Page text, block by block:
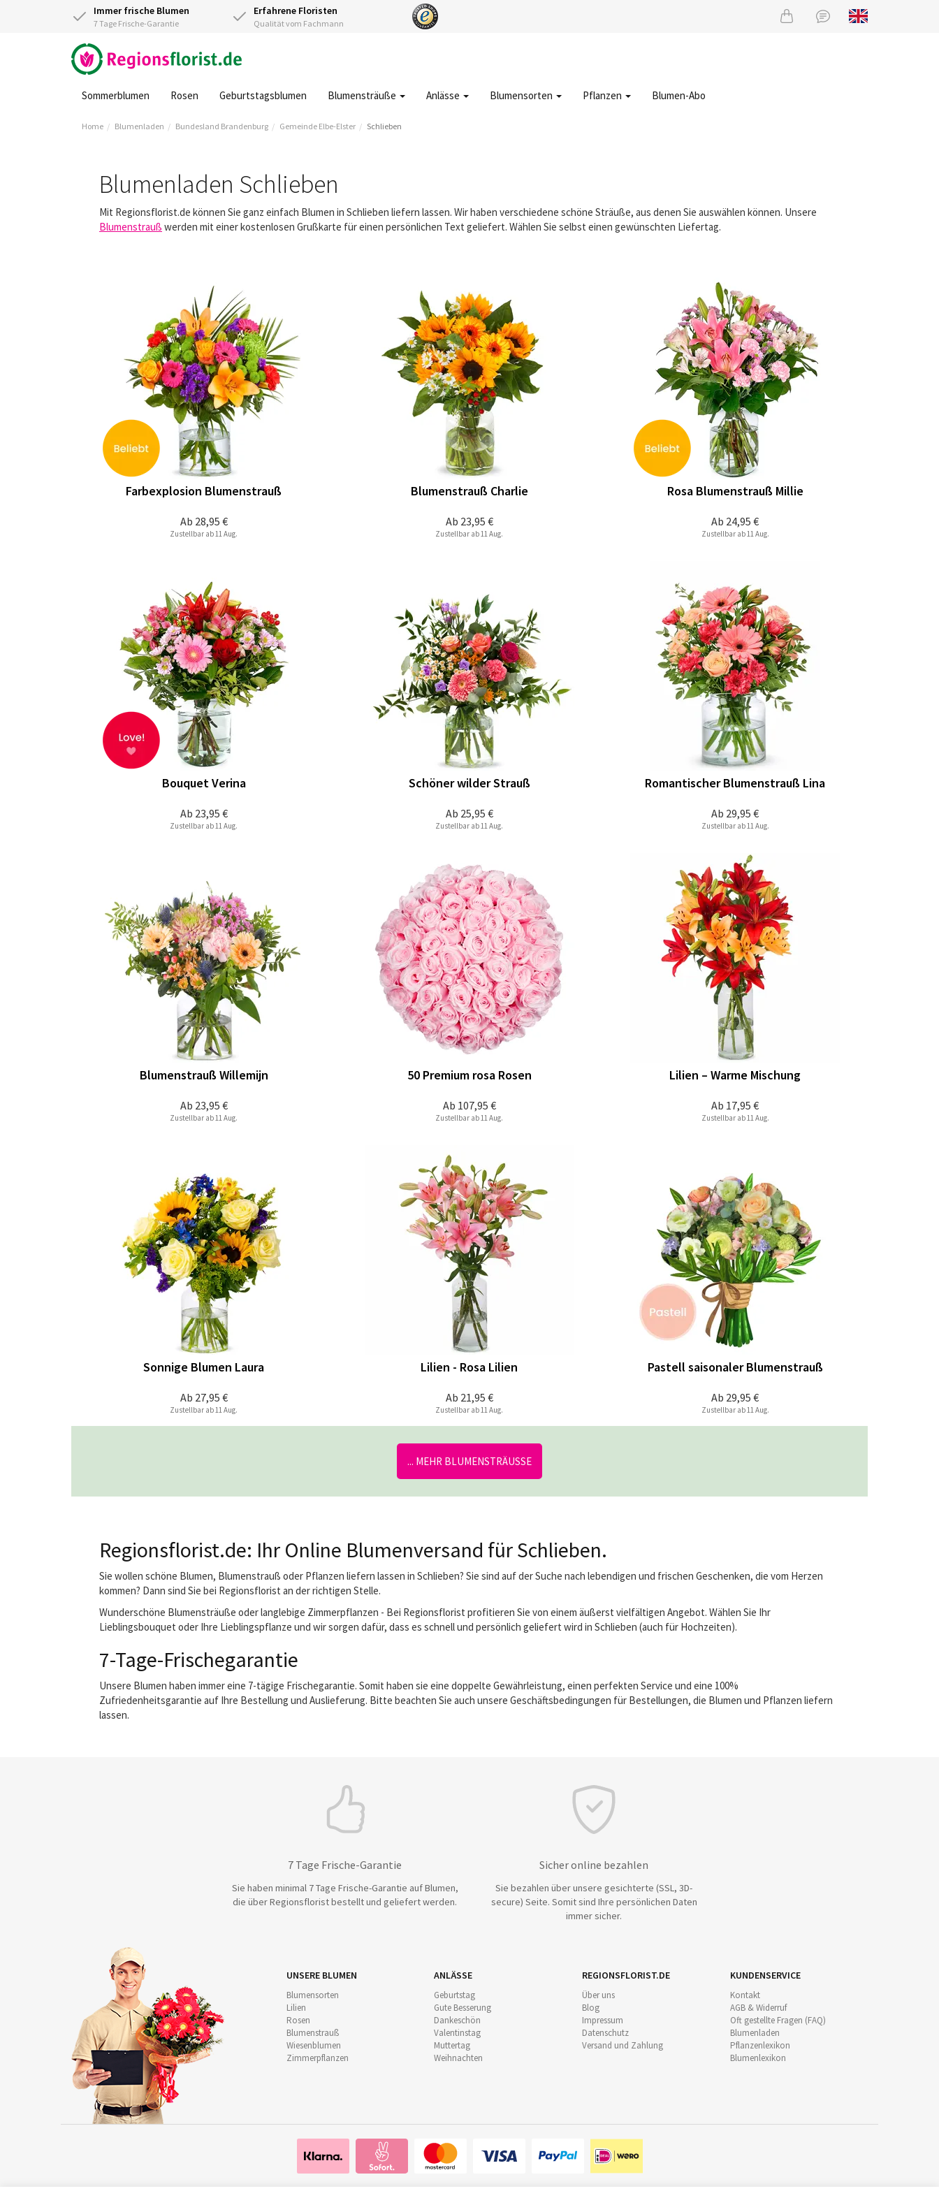
Immer frische Blumen
7 Tage Frische-Garantie
Erfahrene Floristen
Qualität vom Fachmann
Sommerblumen Rosen Geburtstagsblumen Blumensträuße Anlässe Blumensorten Pflanzen Blumen-Abo
Home Blumenladen Bundesland Brandenburg Gemeinde Elbe-Elster Schlieben
Blumenladen Schlieben
Mit Regionsflorist.de können Sie ganz einfach Blumen in Schlieben liefern lassen. Wir haben verschiedene schöne Sträuße, aus denen Sie auswählen können. Unsere
Blumenstrauß werden mit einer kostenlosen Grußkarte für einen persönlichen Text geliefert. Wählen Sie selbst einen gewünschten Liefertag.
Ab 28,95 €
Farbexplosion Blumenstrauß
Zustellbar ab 11 Aug.
Ab 23,95 €
Blumenstrauß Charlie
Zustellbar ab 11 Aug.
Ab 24,95 €
Rosa Blumenstrauß Millie
Zustellbar ab 11 Aug.
Ab 23,95 €
Bouquet Verina
Zustellbar ab 11 Aug.
Ab 25,95 €
Schöner wilder Strauß
Zustellbar ab 11 Aug.
Ab 29,95 €
Romantischer Blumenstrauß Lina
Zustellbar ab 11 Aug.
Ab 23,95 €
Blumenstrauß Willemijn
Zustellbar ab 11 Aug.
Ab 107,95 €
50 Premium rosa Rosen
Zustellbar ab 11 Aug.
Ab 17,95 €
Lilien – Warme Mischung
Zustellbar ab 11 Aug.
Ab 27,95 €
Sonnige Blumen Laura
Zustellbar ab 11 Aug.
Ab 21,95 €
Lilien - Rosa Lilien
Zustellbar ab 11 Aug.
Ab 29,95 €
Pastell saisonaler Blumenstrauß
Zustellbar ab 11 Aug.
... MEHR BLUMENSTRÄUSSE
Regionsflorist.de: Ihr Online Blumenversand für Schlieben.
Sie wollen schöne Blumen, Blumenstrauß oder Pflanzen liefern lassen in Schlieben? Sie sind auf der Suche nach lebendigen und frischen Geschenken, die vom Herzen
kommen? Dann sind Sie bei Regionsflorist an der richtigen Stelle.
Wunderschöne Blumensträuße oder langlebige Zimmerpflanzen - Bei Regionsflorist profitieren Sie von einem äußerst vielfältigen Angebot. Wählen Sie Ihr
Lieblingsbouquet oder Ihre Lieblingspflanze und wir sorgen dafür, dass es schnell und persönlich geliefert wird in Schlieben (auch für Hochzeiten).
7-Tage-Frischegarantie
Unsere Blumen haben immer eine 7-tägige Frischegarantie. Somit haben sie eine doppelte Gewährleistung, einen perfekten Service und eine 100%
Zufriedenheitsgarantie auf Ihre Bestellung und Auslieferung. Bitte beachten Sie auch unsere Geschäftsbedingungen für Bestellungen, die Blumen und Pflanzen liefern
lassen.
7 Tage Frische-Garantie
Sie haben minimal 7 Tage Frische-Garantie auf Blumen,
die über Regionsflorist bestellt und geliefert werden.
Sicher online bezahlen
Sie bezahlen über unsere gesichterte (SSL, 3D-
secure) Seite. Somit sind Ihre persönlichen Daten
immer sicher.
UNSERE BLUMEN
Blumensorten
Lilien
Rosen
Blumenstrauß
Wiesenblumen
Zimmerpflanzen
ANLÄSSE
Geburtstag
Gute Besserung
Dankeschön
Valentinstag
Muttertag
Weihnachten
REGIONSFLORIST.DE
Über uns
Blog
Impressum
Datenschutz
Versand und Zahlung
KUNDENSERVICE
Kontakt
AGB & Widerruf
Oft gestellte Fragen (FAQ)
Blumenladen
Pflanzenlexikon
Blumenlexikon